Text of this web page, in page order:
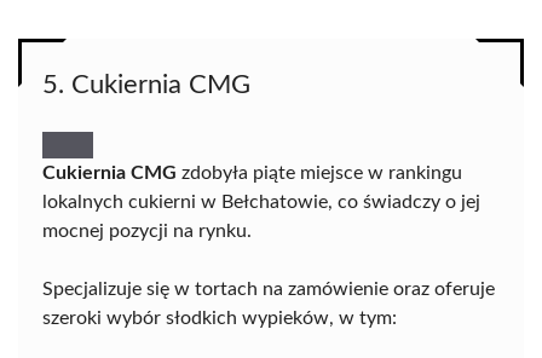
5. Cukiernia CMG
Cukiernia CMG zdobyła piąte miejsce w rankingu
lokalnych cukierni w Bełchatowie, co świadczy o jej
mocnej pozycji na rynku.
Specjalizuje się w tortach na zamówienie oraz oferuje
szeroki wybór słodkich wypieków, w tym: